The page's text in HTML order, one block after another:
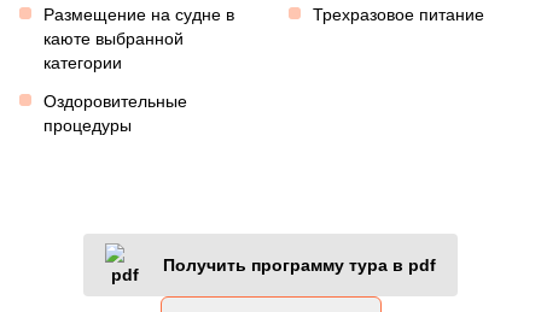
Размещение на судне в
каюте выбранной
категории
Трехразовое питание
Оздоровительные
процедуры
Получить программу тура в pdf